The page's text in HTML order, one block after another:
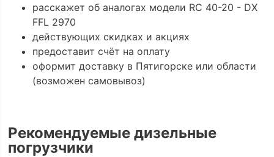
расскажет об аналогах модели RC 40-20 - DX
FFL 2970
действующих скидках и акциях
предоставит счёт на оплату
оформит доставку в Пятигорске или области
(возможен самовывоз)
Рекомендуемые дизельные
погрузчики